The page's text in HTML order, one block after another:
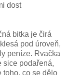
dost
bitka je čirá
pod úroveň,
peníze. Rvačka
sice podařená,
toho, co se dělo